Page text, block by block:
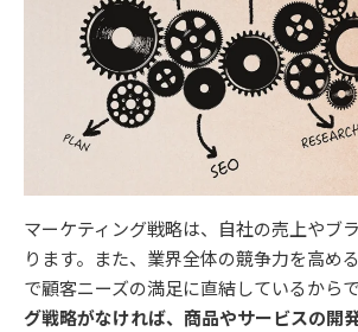
マーケティング戦略は、自社の売上やブ
ります。また、業界全体の競争力を高め
で顧客ニーズの満足に直結しているからで
グ戦略がなければ、商品やサービスの開